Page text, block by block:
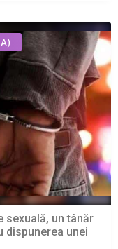
sexuală, un tânăr
dispunerea unei